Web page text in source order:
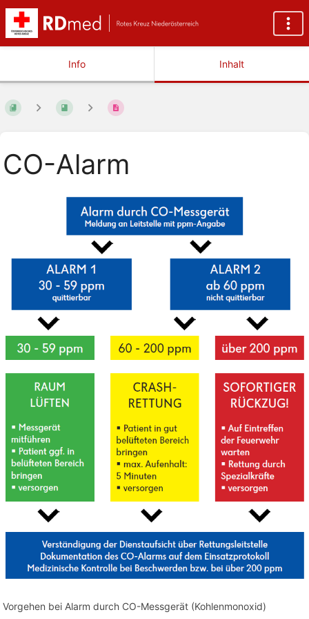
Info Inhalt
CO-Alarm
Vorgehen bei Alarm durch CO-Messgerät (Kohlenmonoxid)